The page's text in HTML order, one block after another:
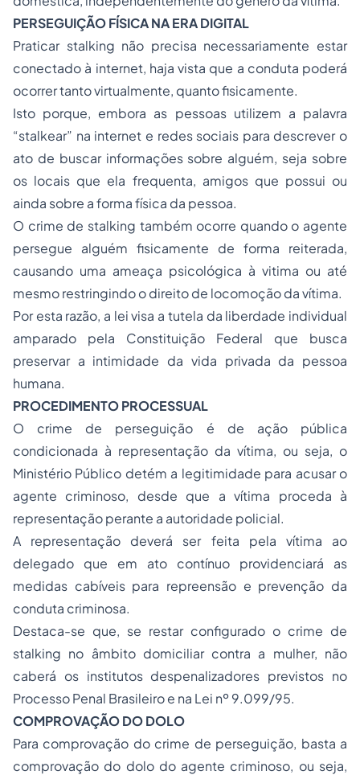
PERSEGUIÇÃO FÍSICA NA ERA DIGITAL
Praticar stalking não precisa necessariamente estar
conectado à internet, haja vista que a conduta poderá
ocorrer tanto virtualmente, quanto fisicamente.
Isto porque, embora as pessoas utilizem a palavra
“stalkear” na internet e redes sociais para descrever o
ato de buscar informações sobre alguém, seja sobre
os locais que ela frequenta, amigos que possui ou
ainda sobre a forma física da pessoa.
O crime de stalking também ocorre quando o agente
persegue alguém fisicamente de forma reiterada,
causando uma ameaça psicológica à vitima ou até
mesmo restringindo o direito de locomoção da vítima.
Por esta razão, a lei visa a tutela da liberdade individual
amparado pela Constituição Federal que busca
preservar a intimidade da vida privada da pessoa
humana.
PROCEDIMENTO PROCESSUAL
O crime de perseguição é de ação pública
condicionada à representação da vítima, ou seja, o
Ministério Público detém a legitimidade para acusar o
agente criminoso, desde que a vítima proceda à
representação perante a autoridade policial.
A representação deverá ser feita pela vítima ao
delegado que em ato contínuo providenciará as
medidas cabíveis para repreensão e prevenção da
conduta criminosa.
Destaca-se que, se restar configurado o crime de
stalking no âmbito domiciliar contra a mulher, não
caberá os institutos despenalizadores previstos no
Processo Penal Brasileiro e na Lei nº 9.099/95.
COMPROVAÇÃO DO DOLO
Para comprovação do crime de perseguição, basta a
comprovação do dolo do agente criminoso, ou seja,